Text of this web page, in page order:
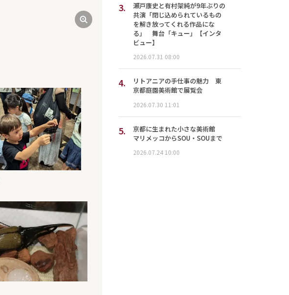
3.
瀬戸康史と有村架純が9年ぶりの
共演「閉じ込められているもの
を解き放ってくれる作品にな
る」 舞台「キュー」【インタ
ビュー】
2026.07.31 08:00
4.
リトアニアの手仕事の魅力 東
京都庭園美術館で展覧会
2026.07.30 11:01
5.
京都に生まれた小さな美術館
マリメッコからSOU・SOUまで
2026.07.24 10:00